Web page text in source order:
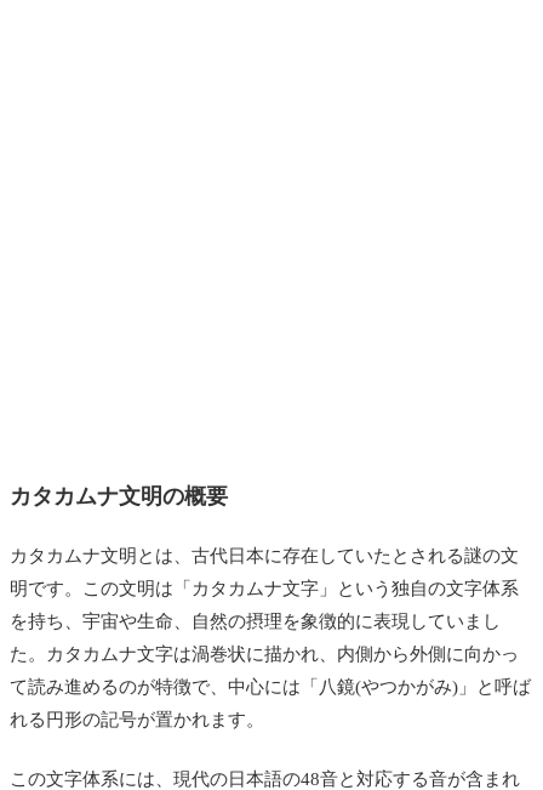
カタカムナ文明の概要
カタカムナ文明とは、古代日本に存在していたとされる謎の文
明です。この文明は「カタカムナ文字」という独自の文字体系
を持ち、宇宙や生命、自然の摂理を象徴的に表現していまし
た。カタカムナ文字は渦巻状に描かれ、内側から外側に向かっ
て読み進めるのが特徴で、中心には「八鏡(やつかがみ)」と呼ば
れる円形の記号が置かれます。
この文字体系には、現代の日本語の48音と対応する音が含まれ